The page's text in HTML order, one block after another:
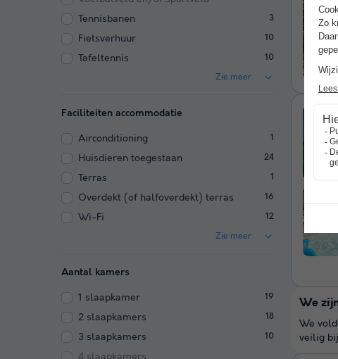
Tennisbanen
3
Fietsverhuur 10
Tafeltennis 10
Zie meer
Faciliteiten accommodatie
Airconditioning 1
Huisdieren toegestaan 24
Terras 1
Overdekt (of halfoverdekt) terras 16
Wi-Fi 12
Zie meer
Aantal kamers
1 slaapkamer 19
2 slaapkamers 18
3 slaapkamers 10
4 slaapkamers
We
We
veilig